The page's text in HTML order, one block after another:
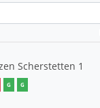
Scherstetten 1
G G